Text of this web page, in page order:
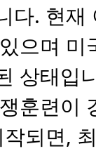
다. 현재
으며
상태입
훈련이
되면,